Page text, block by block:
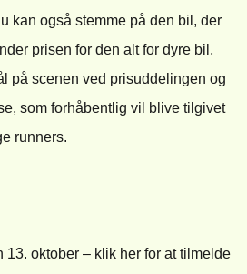
kan også stemme på den bil, der
prisen for den alt for dyre bil,
på scenen ved prisuddelingen og
som forhåbentlig vil blive tilgivet
runners.
oktober – klik her for at tilmelde